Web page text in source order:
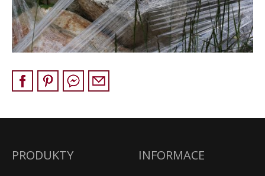
Pískovec
Solitéry
Kamenné bloky
BERA GRAVEL FIX
Terazzo
DLAŽEBNÍ KOSTKY
PRODUKTY INFORMACE